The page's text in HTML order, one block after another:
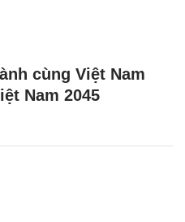
cùng Việt Nam
Nam 2045